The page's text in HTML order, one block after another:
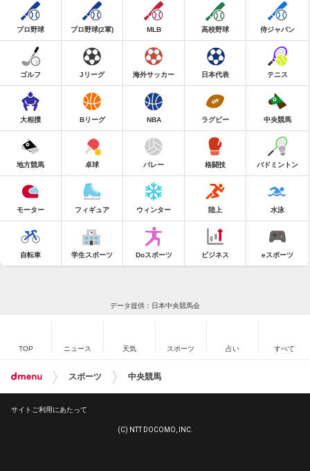
プロ野球 プロ野球(2軍) MLB 高校野球 侍ジャパン
ゴルフ Jリーグ 海外サッカー 日本代表 テニス
大相撲 Bリーグ NBA ラグビー 中央競馬
地方競馬 卓球 バレー 格闘技 バドミントン
モーター フィギュア ウィンター 陸上 水泳
自転車 学生スポーツ Doスポーツ ビジネス eスポーツ
データ提供：日本中央競馬会
TOP ニュース 天気 スポーツ 占い すべて
スポーツ 中央競馬
サイトご利用にあたって
(C) NTT DOCOMO, INC.